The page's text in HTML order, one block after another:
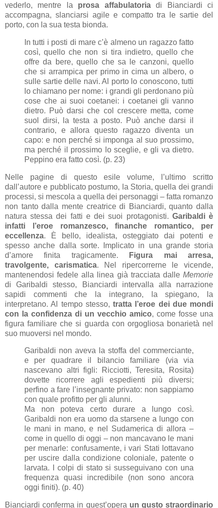
vederlo, mentre la prosa affabulatoriadi Bianciardi ci
accompagna, slanciarsi agile e compatto tra le sartie del
porto, con la sua testa bionda.
In tutti i posti di mare c’è almeno un ragazzo fatto
così, quello che non si tira indietro, quello che
offre da bere, quello che sa le canzoni, quello
che si arrampica per primo in cima un albero, o
sulle sartie delle navi. Al porto lo conoscono, tutti
lo chiamano per nome: i grandi gli perdonano più
cose che ai suoi coetanei: i coetanei gli vanno
dietro. Può darsi che col crescere metta, come
suol dirsi, la testa a posto. Può anche darsi il
contrario, e allora questo ragazzo diventa un
capo: e non perché si imponga al suo prossimo,
ma perché il prossimo lo sceglie, e gli va dietro.
Peppino era fatto così. (p. 23)
Nelle pagine di questo esile volume, l’ultimo scritto
dall’autore e pubblicato postumo, la Storia, quella dei grandi
processi, si mescola a quella dei personaggi – fatta romanzo
non tanto dalla mente creatrice di Bianciardi, quanto dalla
natura stessa dei fatti e dei suoi protagonisti. Garibaldi è
infatti l’eroe romanzesco, finanche romantico, per
eccellenza. È bello, idealista, osteggiato dai potenti e
spesso anche dalla sorte. Implicato in una grande storia
d’amore finita tragicamente.
Figura mai arresa,
travolgente, carismatica. Nel ripercorrerne le vicende,
mantenendosi fedele alla linea già tracciata dalle Memorie
di Garibaldi stesso, Bianciardi intervalla alla narrazione
sapidi commenti che la integrano, la spiegano, la
interpretano. Al tempo stesso, tratta l’eroe dei due mondi
con la confidenza di un vecchio amico, come fosse una
figura familiare che si guarda con orgogliosa bonarietà nel
suo muoversi nel mondo.
Garibaldi non aveva la stoffa del commerciante,
e per quadrare il bilancio familiare (via via
nascevano altri figli: Ricciotti, Teresita, Rosita)
dovette ricorrere agli espedienti più diversi;
perfino a fare l’insegnante privato: non sappiamo
con quale profitto per gli alunni.
Ma non poteva certo durare a lungo così.
Garibaldi non era uomo da starsene a lungo con
le mani in mano, e nel Sudamerica di allora –
come in quello di oggi – non mancavano le mani
per menarle: confusamente, i vari Stati lottavano
per uscire dalla condizione coloniale, patente o
larvata. I colpi di stato si susseguivano con una
frequenza quasi incredibile (non sono ancora
oggi finiti). (p. 40)
Bianciardi conferma in quest’opera un gusto straordinario